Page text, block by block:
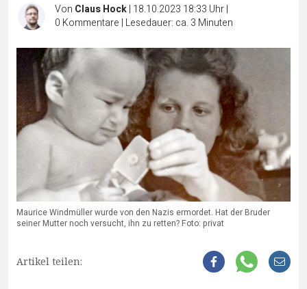
Von Claus Hock| 18.10.2023 18:33 Uhr|
0 Kommentare | Lesedauer: ca. 3 Minuten
Maurice Windmüller wurde von den Nazis ermordet. Hat der Bruder
seiner Mutter noch versucht, ihn zu retten? Foto: privat
Artikel teilen: